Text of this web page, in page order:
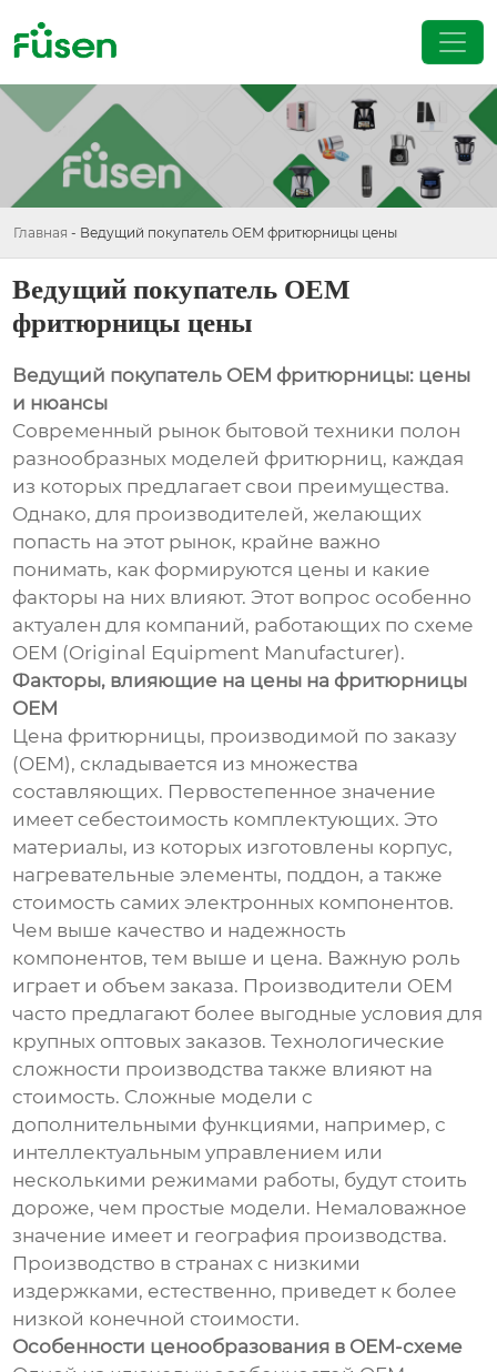
Главная - Ведущий покупатель OEM фритюрницы цены
Ведущий покупатель OEM
фритюрницы цены
Ведущий покупатель OEM фритюрницы: цены
и нюансы
Современный рынок бытовой техники полон
разнообразных моделей фритюрниц, каждая
из которых предлагает свои преимущества.
Однако, для производителей, желающих
попасть на этот рынок, крайне важно
понимать, как формируются цены и какие
факторы на них влияют. Этот вопрос особенно
актуален для компаний, работающих по схеме
OEM (Original Equipment Manufacturer).
Факторы, влияющие на цены на фритюрницы
OEM
Цена фритюрницы, производимой по заказу
(OEM), складывается из множества
составляющих. Первостепенное значение
имеет себестоимость комплектующих. Это
материалы, из которых изготовлены корпус,
нагревательные элементы, поддон, а также
стоимость самих электронных компонентов.
Чем выше качество и надежность
компонентов, тем выше и цена. Важную роль
играет и объем заказа. Производители OEM
часто предлагают более выгодные условия для
крупных оптовых заказов. Технологические
сложности производства также влияют на
стоимость. Сложные модели с
дополнительными функциями, например, с
интеллектуальным управлением или
несколькими режимами работы, будут стоить
дороже, чем простые модели. Немаловажное
значение имеет и география производства.
Производство в странах с низкими
издержками, естественно, приведет к более
низкой конечной стоимости.
Особенности ценообразования в OEM-схеме